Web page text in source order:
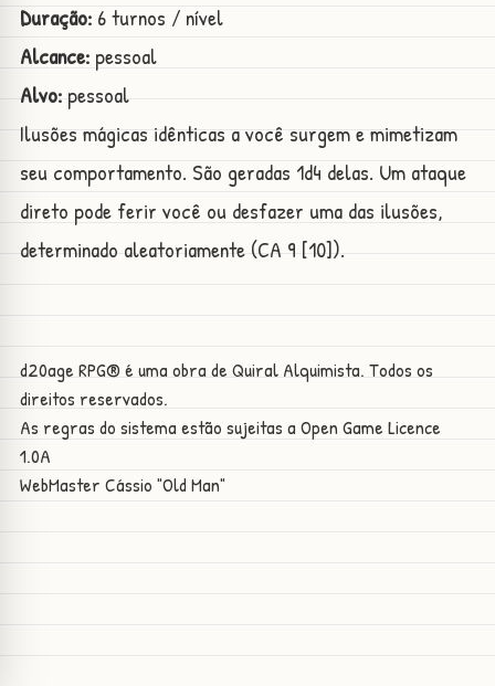
Duração:6 turnos / nível
Alcance:pessoal
Alvo:pessoal
Ilusões mágicas idênticas a você surgem e mimetizam
seu comportamento. São geradas 1d4 delas. Um ataque
direto pode ferir você ou desfazer uma das ilusões,
determinado aleatoriamente (CA 9 [10]).
d20age RPG® é uma obra de Quiral Alquimista. Todos os
direitos reservados.
As regras do sistema estão sujeitas a Open Game Licence
1.0A
WebMaster Cássio "Old Man"